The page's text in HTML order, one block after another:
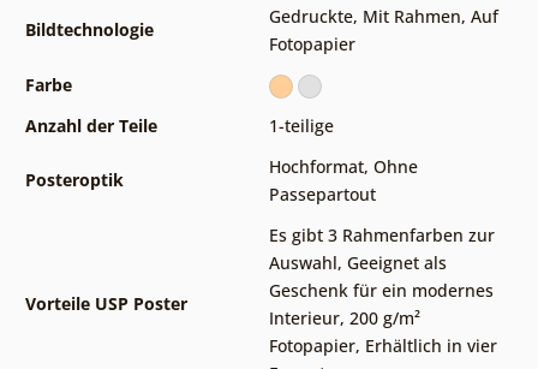
Bildtechnologie
Gedruckte, Mit Rahmen, Auf
Fotopapier
Farbe
Anzahl der Teile
1-teilige
Posteroptik
Hochformat, Ohne
Passepartout
Vorteile USP Poster
Es gibt 3 Rahmenfarben zur
Auswahl, Geeignet als
Geschenk für ein modernes
Interieur, 200 g/m²
Fotopapier, Erhältlich in vier